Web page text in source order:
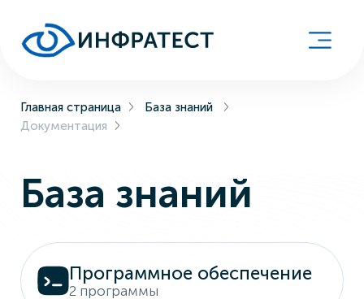
Главная страница
База знаний
Документация
База знаний
Программное обеспечение
2 программы